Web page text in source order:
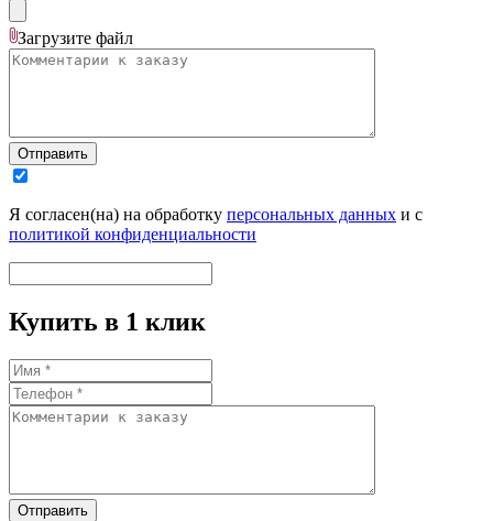
Загрузите файл
Отправить
Я согласен(на) на обработку персональных данных и с
политикой конфиденциальности
Купить в 1 клик
Отправить